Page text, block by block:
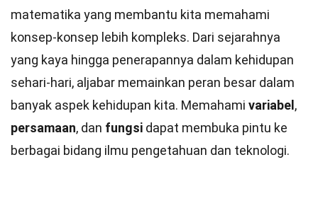
matematika yang membantu kita memahami
konsep-konsep lebih kompleks. Dari sejarahnya
yang kaya hingga penerapannya dalam kehidupan
sehari-hari, aljabar memainkan peran besar dalam
banyak aspek kehidupan kita. Memahami variabel ,
persamaan, dan fungsi dapat membuka pintu ke
berbagai bidang ilmu pengetahuan dan teknologi.